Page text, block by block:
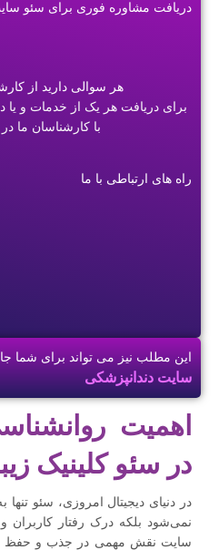
دریافت مشاوره فوری برای سئو
هر سوالی دارید از
برای دریافت هر یک از خدمات و یا
با کارشناسان ما در
راه های ارتباطی با ما
این مطلب نیز می تواند برای شما
سایت دندانپزشکی
اهمیت
در سئو کلینیک
در دنیای دیجیتال امروزی، سئو
نمی‌شود بلکه درک رفتار کاربران
سایت نقش مهمی در جذب و حفظ